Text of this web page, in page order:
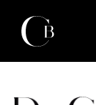
DOCTEUR